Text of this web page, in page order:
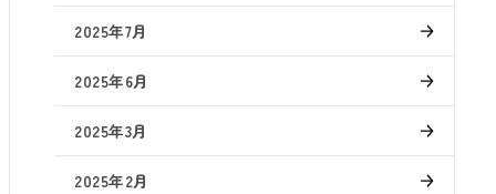
2025年7月
2025年6月
2025年3月
2025年2月